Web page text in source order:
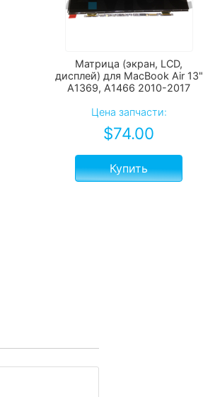
Матрица (экран, LCD,
дисплей) для MacBook Air 13"
A1369, А1466 2010-2017
Цена запчасти:
$74.00
Купить